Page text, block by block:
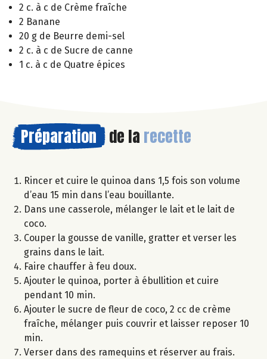
2 c. à c de Crème fraîche
2 Banane
20 g de Beurre demi-sel
2 c. à c de Sucre de canne
1 c. à c de Quatre épices
Préparation de la recette
Rincer et cuire le quinoa dans 1,5 fois son volume
d’eau 15 min dans l’eau bouillante.
Dans une casserole, mélanger le lait et le lait de
coco.
Couper la gousse de vanille, gratter et verser les
grains dans le lait.
Faire chauffer à feu doux.
Ajouter le quinoa, porter à ébullition et cuire
pendant 10 min.
Ajouter le sucre de fleur de coco, 2 cc de crème
fraîche, mélanger puis couvrir et laisser reposer 10
min.
Verser dans des ramequins et réserver au frais.